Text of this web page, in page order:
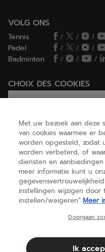
VOLG ONS
Tennis / / /
Padel
/ / /
Badminton
/ / /
CHOIX DES COOKIES
Ik stel cookies in/Ik weiger
HELP
OVER ONS
(nederlands)
Met uw bezoek aan deze
van cookies waarmee er
worden opgesteld, zodat
worden verbeterd, of
diensten en
meer informatie kunt u
instellingen wijzigen door
instellen/weigeren" Meer
Doorgaan
Ik